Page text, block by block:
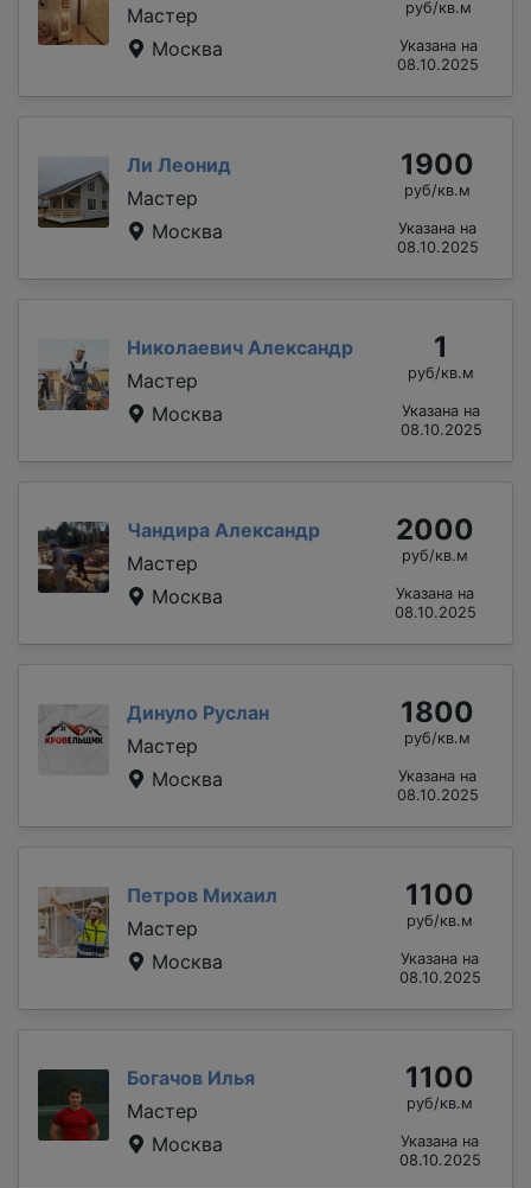
Мастер
Москва
руб/кв.м
Указана на
08.10.2025
Ли Леонид
Мастер
Москва
1900
руб/кв.м
Указана на
08.10.2025
Николаевич Александр
Мастер
Москва
1
руб/кв.м
Указана на
08.10.2025
Чандира Александр
Мастер
Москва
2000
руб/кв.м
Указана на
08.10.2025
Динуло Руслан
Мастер
Москва
1800
руб/кв.м
Указана на
08.10.2025
Петров Михаил
Мастер
Москва
1100
руб/кв.м
Указана на
08.10.2025
Богачов Илья
Мастер
Москва
1100
руб/кв.м
Указана на
08.10.2025